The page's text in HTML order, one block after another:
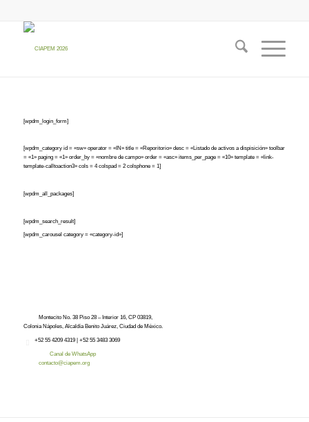
[wpdm_login_form]
[wpdm_category id = «sw» operator = «IN» title = «Reporitorio» desc = «Listado de activos a dispisición» toolbar
= «1» paging = «1» order_by = «nombre de campo» order = «asc» items_per_page = «10» template = «link-
template-calltoaction3» cols = 4 colspad = 2 colsphone = 1]
[wpdm_all_packages]
[wpdm_search_result]
[wpdm_carousel category = «category-id»]
Montecito No. 38 Piso 28 – Interior 16, CP 03819,
Colonia Nápoles, Alcaldía Benito Juárez, Ciudad de México.
+52 55 4209 4319 | +52 55 3483 3069
Canal de WhatsApp
contacto@ciapem.org